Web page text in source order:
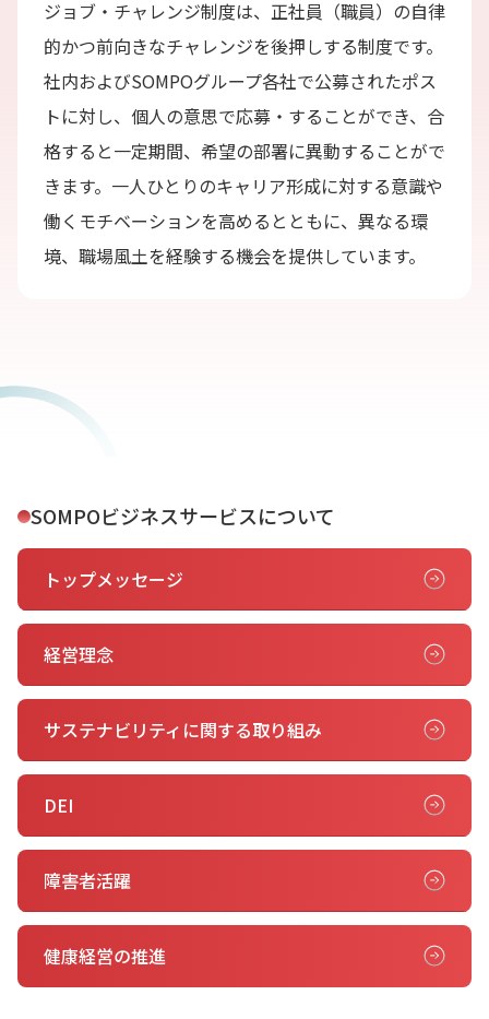
ジョブ・チャレンジ制度は、正社員（職員）の自律
的かつ前向きなチャレンジを後押しする制度です。
社内およびSOMPOグループ各社で公募されたポス
トに対し、個人の意思で応募・することができ、合
格すると一定期間、希望の部署に異動することがで
きます。一人ひとりのキャリア形成に対する意識や
働くモチベーションを高めるとともに、異なる環
境、職場風土を経験する機会を提供しています。
SOMPOビジネスサービスについて
トップメッセージ
経営理念
サステナビリティに関する取り組み
DEI
障害者活躍
健康経営の推進